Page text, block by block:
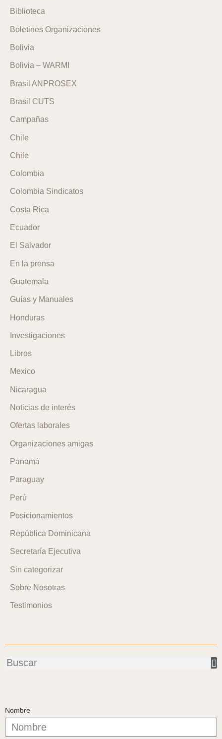
Biblioteca
Boletines Organizaciones
Bolivia
Bolivia – WARMI
Brasil ANPROSEX
Brasil CUTS
Campañas
Chile
Chile
Colombia
Colombia Sindicatos
Costa Rica
Ecuador
El Salvador
En la prensa
Guatemala
Guías y Manuales
Honduras
Investigaciones
Libros
Mexico
Nicaragua
Noticias de interés
Ofertas laborales
Organizaciones amigas
Panamá
Paraguay
Perú
Posicionamientos
República Dominicana
Secretaría Ejecutiva
Sin categorizar
Sobre Nosotras
Testimonios
Buscar
Nombre